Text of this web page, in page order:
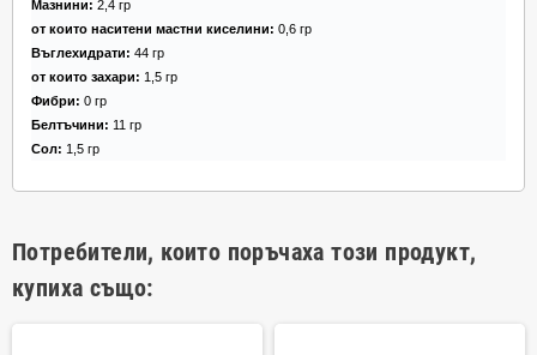
Мазнини: 2,4 гр
от които наситени мастни киселини: 0,6 гр
Въглехидрати: 44 гр
от които захари: 1,5 гр
Фибри: 0 гр
Белтъчини: 11 гр
Сол: 1,5 гр
Потребители, които поръчаха този продукт,
купиха също: